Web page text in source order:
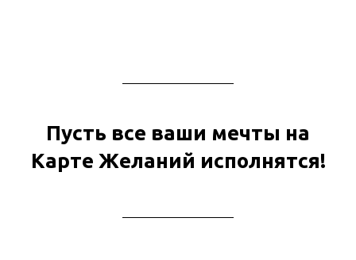
Пусть все ваши мечты на
Карте Желаний исполнятся!